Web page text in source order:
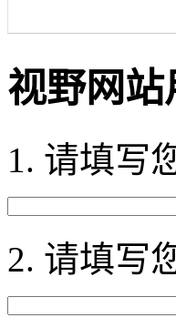
视野网
1. 请填写
2. 请填写